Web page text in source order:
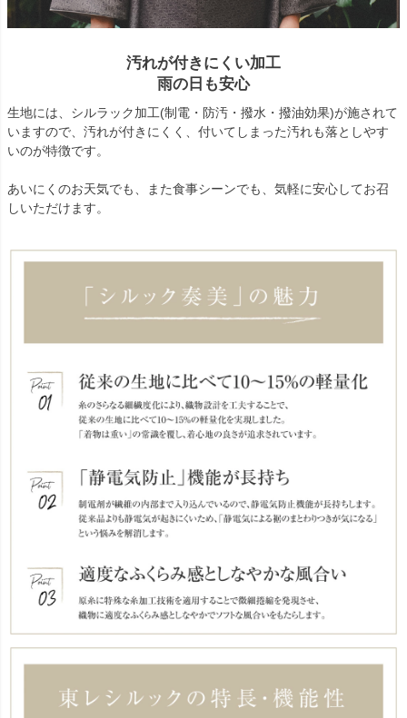
汚れが付きにくい加工
雨の日も安心
生地には、シルラック加工(制電・防汚・撥水・撥油効果)が施されて
いますので、汚れが付きにくく、付いてしまった汚れも落としやす
いのが特徴です。
あいにくのお天気でも、また食事シーンでも、気軽に安心してお召
しいただけます。